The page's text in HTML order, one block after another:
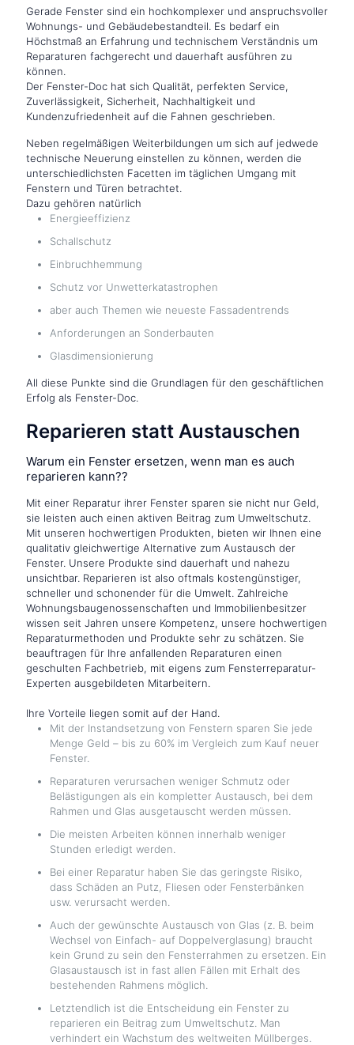
Gerade Fenster sind ein hochkomplexer und anspruchsvoller
Wohnungs- und Gebäudebestandteil. Es bedarf ein
Höchstmaß an Erfahrung und technischem Verständnis um
Reparaturen fachgerecht und dauerhaft ausführen zu
können.
Der Fenster-Doc hat sich Qualität, perfekten Service,
Zuverlässigkeit, Sicherheit, Nachhaltigkeit und
Kundenzufriedenheit auf die Fahnen geschrieben.
Neben regelmäßigen Weiterbildungen um sich auf jedwede
technische Neuerung einstellen zu können, werden die
unterschiedlichsten Facetten im täglichen Umgang mit
Fenstern und Türen betrachtet.
Dazu gehören natürlich
Energieeffizienz
Schallschutz
Einbruchhemmung
Schutz vor Unwetterkatastrophen
aber auch Themen wie neueste Fassadentrends
Anforderungen an Sonderbauten
Glasdimensionierung
All diese Punkte sind die Grundlagen für den geschäftlichen
Erfolg als Fenster-Doc.
Reparieren statt Austauschen
Warum ein Fenster ersetzen, wenn man es auch
reparieren kann??
Mit einer Reparatur ihrer Fenster sparen sie nicht nur Geld,
sie leisten auch einen aktiven Beitrag zum Umweltschutz.
Mit unseren hochwertigen Produkten, bieten wir Ihnen eine
qualitativ gleichwertige Alternative zum Austausch der
Fenster. Unsere Produkte sind dauerhaft und nahezu
unsichtbar. Reparieren ist also oftmals kostengünstiger,
schneller und schonender für die Umwelt. Zahlreiche
Wohnungsbaugenossenschaften und Immobilienbesitzer
wissen seit Jahren unsere Kompetenz, unsere hochwertigen
Reparaturmethoden und Produkte sehr zu schätzen. Sie
beauftragen für Ihre anfallenden Reparaturen einen
geschulten Fachbetrieb, mit eigens zum Fensterreparatur-
Experten ausgebildeten Mitarbeitern.
Ihre Vorteile liegen somit auf der Hand.
Mit der Instandsetzung von Fenstern sparen Sie jede
Menge Geld – bis zu 60% im Vergleich zum Kauf neuer
Fenster.
Reparaturen verursachen weniger Schmutz oder
Belästigungen als ein kompletter Austausch, bei dem
Rahmen und Glas ausgetauscht werden müssen.
Die meisten Arbeiten können innerhalb weniger
Stunden erledigt werden.
Bei einer Reparatur haben Sie das geringste Risiko,
dass Schäden an Putz, Fliesen oder Fensterbänken
usw. verursacht werden.
Auch der gewünschte Austausch von Glas (z. B. beim
Wechsel von Einfach- auf Doppelverglasung) braucht
kein Grund zu sein den Fensterrahmen zu ersetzen. Ein
Glasaustausch ist in fast allen Fällen mit Erhalt des
bestehenden Rahmens möglich.
Letztendlich ist die Entscheidung ein Fenster zu
reparieren ein Beitrag zum Umweltschutz. Man
verhindert ein Wachstum des weltweiten Müllberges.